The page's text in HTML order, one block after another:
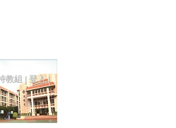
教組 |登入|